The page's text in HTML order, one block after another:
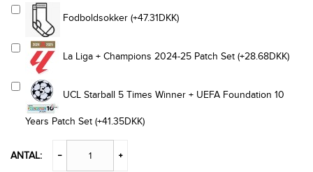
Fodboldsokker (+47.31DKK)
La Liga + Champions 2024-25 Patch Set (+28.68DKK)
UCL Starball 5 Times Winner + UEFA Foundation 10
Years Patch Set (+41.35DKK)
ANTAL: